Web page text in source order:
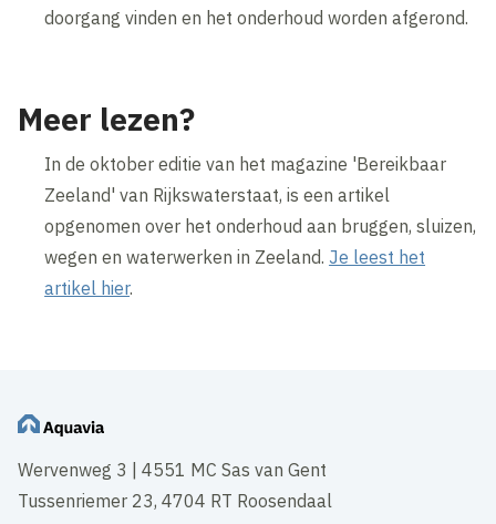
doorgang vinden en het onderhoud worden afgerond.
Meer lezen?
In de oktober editie van het magazine 'Bereikbaar
Zeeland' van Rijkswaterstaat, is een artikel
opgenomen over het onderhoud aan bruggen, sluizen,
wegen en waterwerken in Zeeland. Je leest het
artikel hier.
Wervenweg 3 | 4551 MC Sas van Gent
Tussenriemer 23, 4704 RT Roosendaal